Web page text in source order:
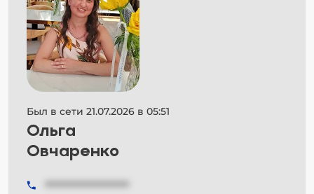
Был в сети 21.07.2026 в 05:51
Ольга
Овчаренко